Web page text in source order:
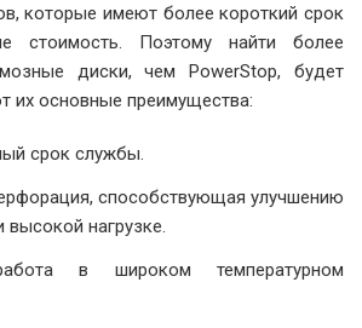
которые имеют более короткий срок
стоимость. Поэтому найти более
диски, чем PowerStop, будет
их основные преимущества:
срок службы.
способствующая улучшению
нагрузке.
в широком температурном